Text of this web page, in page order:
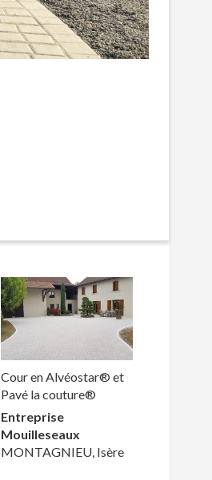
Cour en Alvéostar® et
Pavé la couture®
Entreprise
Mouilleseaux
MONTAGNIEU, Isère